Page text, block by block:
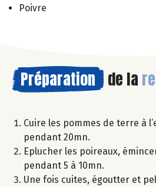
Poivre
Préparation de la
Cuire les pommes de terre à
pendant 20mn.
Eplucher les poireaux,
pendant 5 à 10mn.
Une fois cuites, égoutter et